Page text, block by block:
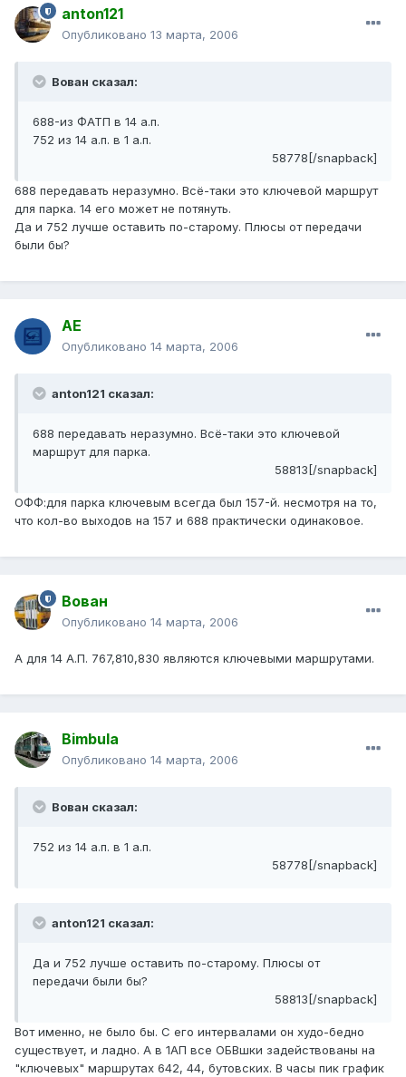
anton121
Опубликовано 13 марта, 2006
Вован сказал:
688-из ФАТП в 14 а.п.
752 из 14 а.п. в 1 а.п.
58778[/snapback]
688 передавать неразумно. Всё-таки это ключевой маршрут
для парка. 14 его может не потянуть.
Да и 752 лучше оставить по-старому. Плюсы от передачи
были бы?
АЕ
Опубликовано 14 марта, 2006
anton121 сказал:
688 передавать неразумно. Всё-таки это ключевой
маршрут для парка.
58813[/snapback]
ОФФ:для парка ключевым всегда был 157-й. несмотря на то,
что кол-во выходов на 157 и 688 практически одинаковое.
Вован
Опубликовано 14 марта, 2006
А для 14 А.П. 767,810,830 являются ключевыми маршрутами.
Bimbula
Опубликовано 14 марта, 2006
Вован сказал:
752 из 14 а.п. в 1 а.п.
58778[/snapback]
anton121 сказал:
Да и 752 лучше оставить по-старому. Плюсы от
передачи были бы?
58813[/snapback]
Вот именно, не было бы. С его интервалами он худо-бедно
существует, и ладно. А в 1АП все ОБВшки задействованы на
"ключевых" маршрутах 642, 44, бутовских. В часы пик график